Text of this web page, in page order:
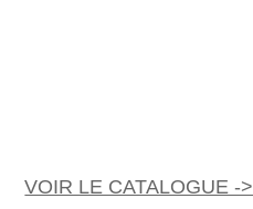
VOIR LE CATALOGUE ->